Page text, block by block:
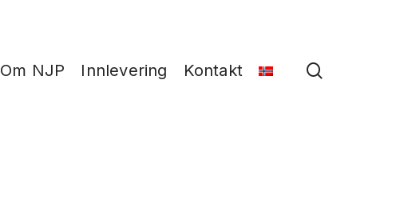
Om NJP Innlevering Kontakt